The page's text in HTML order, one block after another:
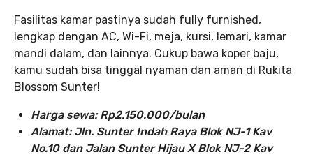
Fasilitas kamar pastinya sudah fully furnished,
lengkap dengan AC, Wi-Fi, meja, kursi, lemari, kamar
mandi dalam, dan lainnya. Cukup bawa koper baju,
kamu sudah bisa tinggal nyaman dan aman di Rukita
Blossom Sunter!
Harga sewa: Rp2.150.000/bulan
Alamat: Jln. Sunter Indah Raya Blok NJ-1 Kav
No.10 dan Jalan Sunter Hijau X Blok NJ-2 Kav